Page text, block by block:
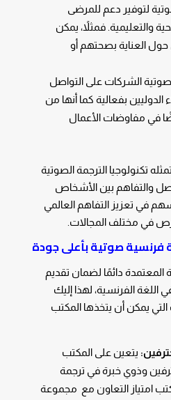
لتوفير دعم للمرضى
والتعليمية. فمثلاً، يمكن
العناية بصحتهم أو
الشركات على التواصل
بفعالية كما أنها من
في مفاوضات الأعمال
تكنولوجيا الترجمة الصوتية
والتفاهم بين الأشخاص
في تعزيز التفاهم العالمي
في مختلف المجالات.
فرنسية صوتية بأعلى جودة
دائمًا لضمان تقديم
الفرنسية، لهذا إليك
يمكن أن يتخذها المكتب
يتعين على المكتب
وذوي خبرة في ترجمة
امتياز التعاون مع مجموعة